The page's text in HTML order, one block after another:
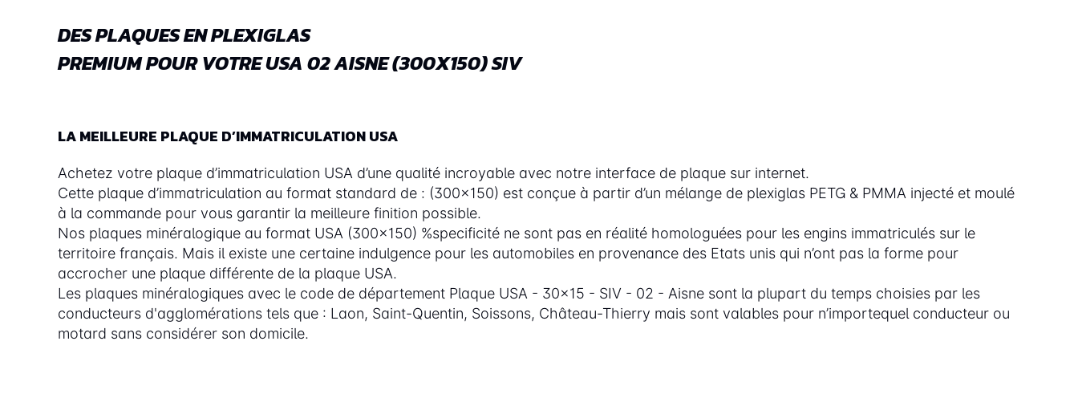
DES PLAQUES EN PLEXIGLAS
PREMIUM POUR VOTRE USA 02 AISNE (300X150) SIV
LA MEILLEURE PLAQUE D’IMMATRICULATION USA
Achetez votre plaque d’immatriculation USA d’une qualité incroyable avec notre interface de plaque sur internet.
Cette plaque d’immatriculation au format standard de : (300x150) est conçue à partir d’un mélange de plexiglas PETG & PMMA injecté et moulé
à la commande pour vous garantir la meilleure finition possible.
Nos plaques minéralogique au format USA (300x150) %specificité ne sont pas en réalité homologuées pour les engins immatriculés sur le
territoire français. Mais il existe une certaine indulgence pour les automobiles en provenance des Etats unis qui n’ont pas la forme pour
accrocher une plaque différente de la plaque USA.
Les plaques minéralogiques avec le code de département Plaque USA - 30x15 - SIV - 02 - Aisne sont la plupart du temps choisies par les
conducteurs d'agglomérations tels que : Laon, Saint-Quentin, Soissons, Château-Thierry mais sont valables pour n’importequel conducteur ou
motard sans considérer son domicile.